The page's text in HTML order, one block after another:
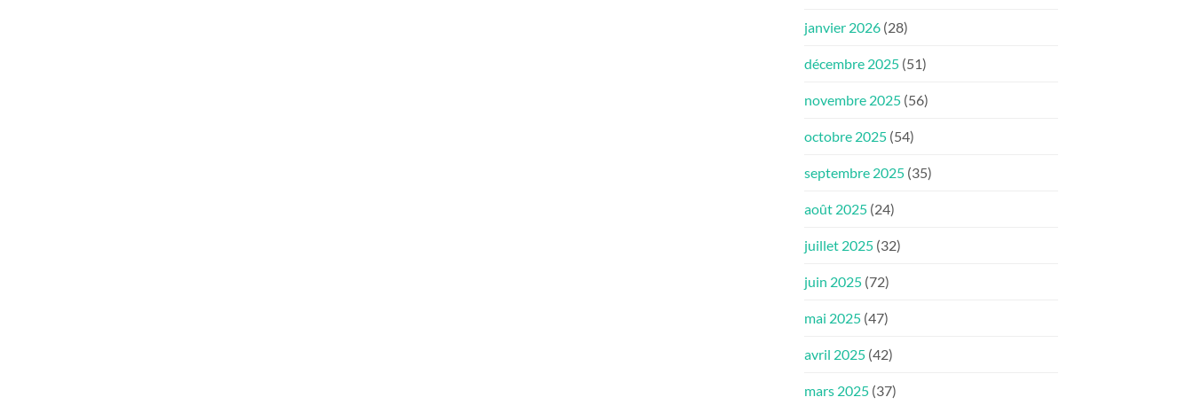
janvier 2026 (28)
décembre 2025 (51)
novembre 2025 (56)
octobre 2025 (54)
septembre 2025 (35)
août 2025 (24)
juillet 2025 (32)
juin 2025 (72)
mai 2025 (47)
avril 2025 (42)
mars 2025 (37)